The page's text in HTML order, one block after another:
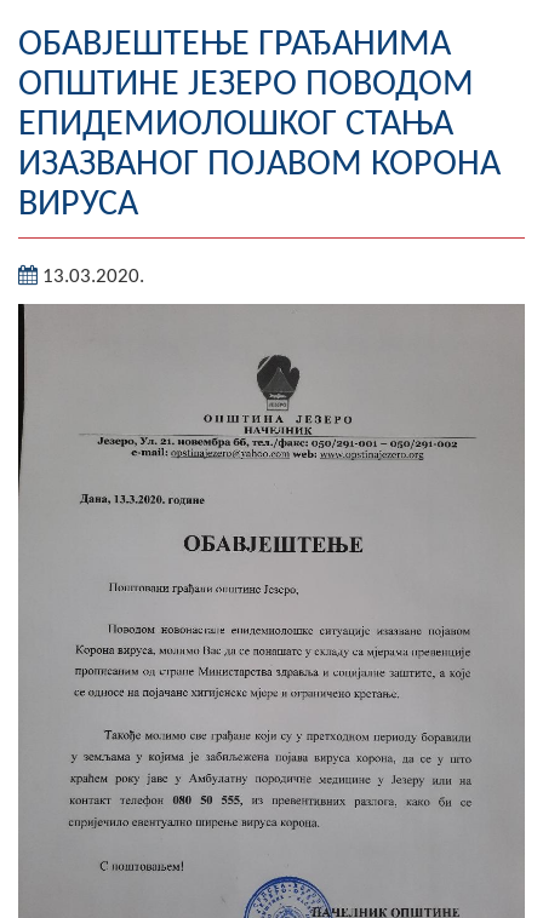
Насељена мјеста
Занимљивости
Фотогалерија
НАЧЕЛНИК
О Начелнику
Извјештај о раду начелника
СКУПШТИНА
Статут Општине
Скупштинско вијеће општине језеро
Службени Гласници
ИНФО
Вијести
Активности
ОБАВЈЕШТЕЊЕ ГРАЂАНИМА
ОПШТИНЕ ЈЕЗЕРО ПОВОДОМ
ЕПИДЕМИОЛОШКОГ СТАЊА
ИЗАЗВАНОГ ПОЈАВОМ КОРОНА
ВИРУСА
13.03.2020.